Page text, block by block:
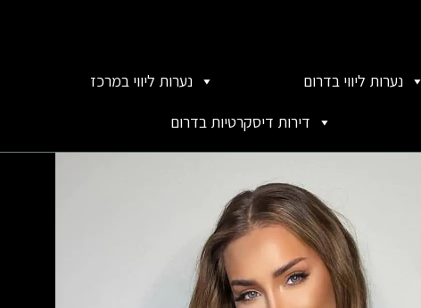
נערות ליווי במרכז נערות ליווי בדרום
דירות דיסקרטיות בדרום